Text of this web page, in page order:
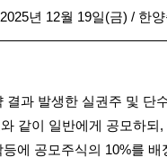
2025년 12월 19일(금) / 한
결과 발생한 실권주 및 단
같이 일반에게 공모하되 ,
에 공모주식의 10%를 배